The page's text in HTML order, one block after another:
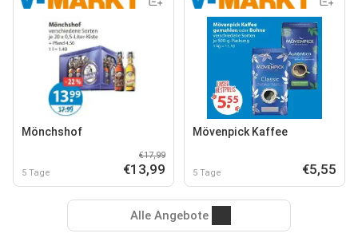
Mönchshof
5 Tage
€17,99
€13,99
Mövenpick Kaffee
5 Tage €5,55
Alle Angebote